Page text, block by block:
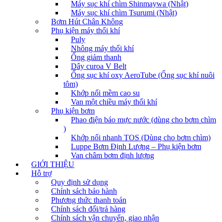
Máy sục khí chìm Shinmaywa (Nhật)
Máy sục khí chìm Tsurumi (Nhật)
Bơm Hút Chân Không
Phụ kiện máy thổi khí
Puly
Nhông máy thổi khí
Ống giảm thanh
Dây curoa V Belt
Ống sục khí oxy AeroTube (Ống sục khí nuôi
tôm)
Khớp nối mềm cao su
Van một chiều máy thổi khí
Phụ kiện bơm
Phao điện báo mực nước (dùng cho bơm chìm
)
Khớp nối nhanh TOS (Dùng cho bơm chìm)
Luppe Bơm Định Lượng – Phụ kiện bơm
Van châm bơm định lượng
GIỚI THIỆU
Hỗ trợ
Quy định sử dụng
Chính sách bảo hành
Phương thức thanh toán
Chính sách đổi/trả hàng
Chính sách vận chuyển, giao nhận